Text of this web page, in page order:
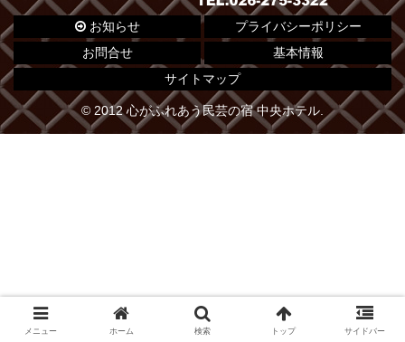
お知らせ
プライバシーポリシー
お問合せ
基本情報
サイトマップ
© 2012 心がふれあう民芸の宿 中央ホテル.
メニュー ホーム 検索 トップ サイドバー